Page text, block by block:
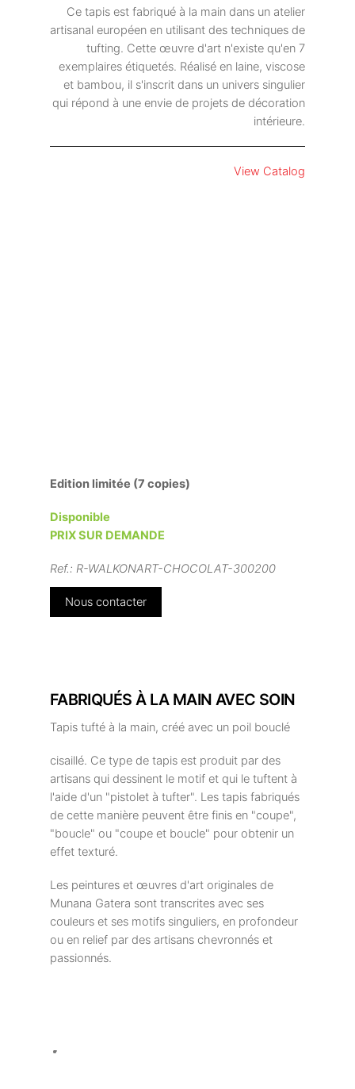
Ce tapis est fabriqué à la main dans un atelier
artisanal européen en utilisant des techniques de
tufting. Cette œuvre d'art n'existe qu'en 7
exemplaires étiquetés. Réalisé en laine, viscose
et bambou, il s'inscrit dans un univers singulier
qui répond à une envie de projets de décoration
intérieure.
View Catalog
Edition limitée (7 copies)
Disponible
PRIX SUR DEMANDE
Ref.: R-WALKONART-CHOCOLAT-300200
Nous contacter
FABRIQUÉS À LA MAIN AVEC SOIN
Tapis tufté à la main, créé avec un poil bouclé
cisaillé. Ce type de tapis est produit par des
artisans qui dessinent le motif et qui le tuftent à
l'aide d'un "pistolet à tufter". Les tapis fabriqués
de cette manière peuvent être finis en "coupe",
"boucle" ou "coupe et boucle" pour obtenir un
effet texturé.
Les peintures et œuvres d'art originales de
Munana Gatera sont transcrites avec ses
couleurs et ses motifs singuliers, en profondeur
ou en relief par des artisans chevronnés et
passionnés.